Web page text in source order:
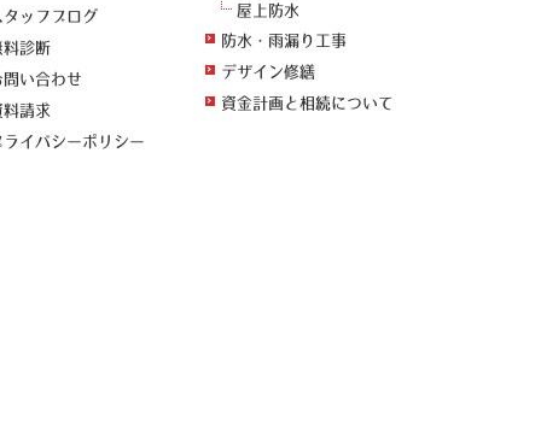
タッフブログ
料診断
問い合わせ
料請求
ライバシーポリシー
屋上防水
防水・雨漏り工事
デザイン修繕
資金計画と相続について